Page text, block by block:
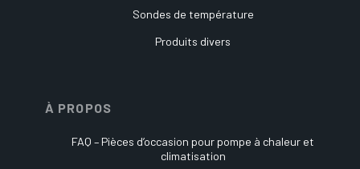
Sondes de température
Produits divers
À PROPOS
FAQ – Pièces d’occasion pour pompe à chaleur et
climatisation